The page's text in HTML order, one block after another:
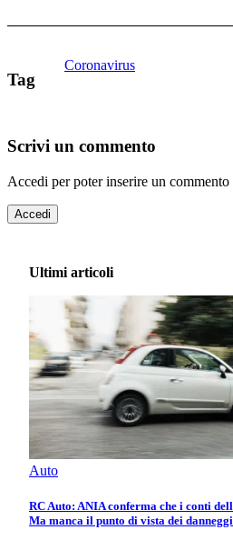
Tag
Coronavirus
Scrivi un commento
Accedi per poter inserire un commento
Accedi
Ultimi articoli
Auto
RC Auto: ANIA conferma che i conti
Ma manca il punto di vista dei